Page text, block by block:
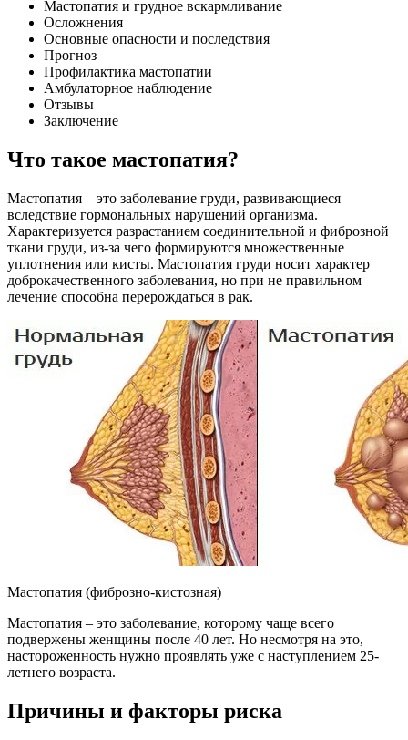
Мастопатия и грудное вскармливание
Осложнения
Основные опасности и последствия
Прогноз
Профилактика мастопатии
Амбулаторное наблюдение
Отзывы
Заключение
Что такое мастопатия?
Мастопатия – это заболевание груди, развивающиеся
вследствие гормональных нарушений организма.
Характеризуется разрастанием соединительной и фиброзной
ткани груди, из-за чего формируются множественные
уплотнения или кисты. Мастопатия груди носит характер
доброкачественного заболевания, но при не правильном
лечение способна перерождаться в рак.
Мастопатия (фиброзно-кистозная)
Мастопатия – это заболевание, которому чаще всего
подвержены женщины после 40 лет. Но несмотря на это,
настороженность нужно проявлять уже с наступлением 25-
летнего возраста.
Причины и факторы риска